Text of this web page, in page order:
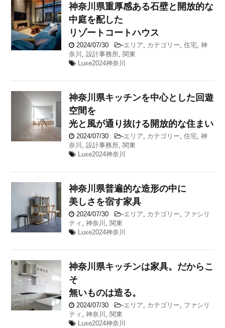
神奈川県重厚感ある石壁と開放的な
中庭を配した
リゾートコートハウス
2024/07/30 -エリア, カテゴリー,住宅,神
奈川 ,設計事務所, 関東
Luxe2024神奈川
神奈川県キッチンを中心とした回遊
空間を
光と風が通り抜ける開放的な住まい
2024/07/30 -エリア, カテゴリー,住宅,神
奈川 ,設計事務所, 関東
Luxe2024神奈川
神奈川県普遍的な造形の中に
美しさを宿す家具
2024/07/30 -エリア, カテゴリー, ファシリ
ティ ,神奈川 , 関東
Luxe2024神奈川
神奈川県キッチンは家具。だからこ
そ
無いものは造る。
2024/07/30 -エリア, カテゴリー, ファシリ
ティ ,神奈川 , 関東
Luxe2024神奈川